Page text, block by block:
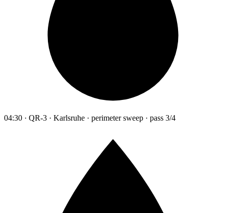
04:30 · QR-3 · Karlsruhe · perimeter sweep · pass 3/4